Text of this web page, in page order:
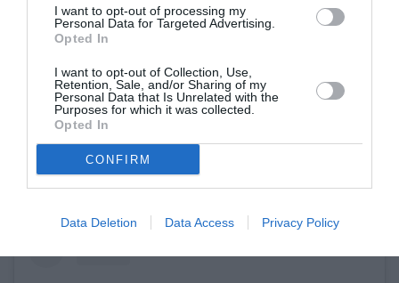
I want to opt-out of processing my
Personal Data for Targeted Advertising.
Opted In
I want to opt-out of Collection, Use,
Retention, Sale, and/or Sharing of my
Personal Data that Is Unrelated with the
Purposes for which it was collected.
Opted In
CONFIRM
Data Deletion Data Access Privacy Policy
ο David Beckham τη στήριζε οικονομικά. «Η
επιχείρησή μου πέρασε δύσκολα και εγώ μαζί